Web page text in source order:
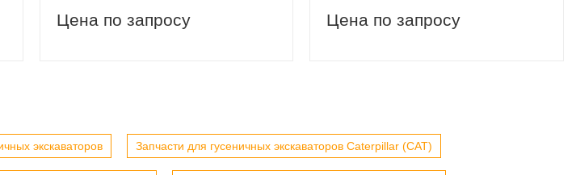
Цена по запросу Цена по запросу
экскаваторов Запчасти для гусеничных экскаваторов Caterpillar (CAT)